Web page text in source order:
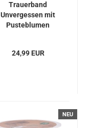
Trauerband
Unvergessen mit
Pusteblumen
24,99 EUR
NEU